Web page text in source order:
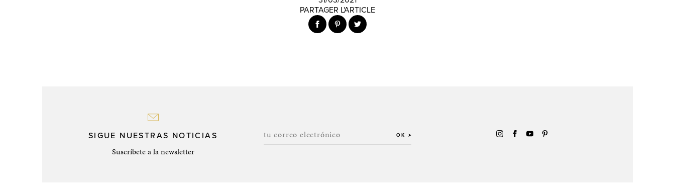
PARTAGER L'ARTICLE
SIGUE NUESTRAS NOTICIAS
Suscríbete a la newsletter
tu correo electrónico OK